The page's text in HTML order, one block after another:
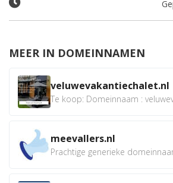
MEER IN DOMEINNAMEN
veluwevakantiechalet.nl
meevallers.nl